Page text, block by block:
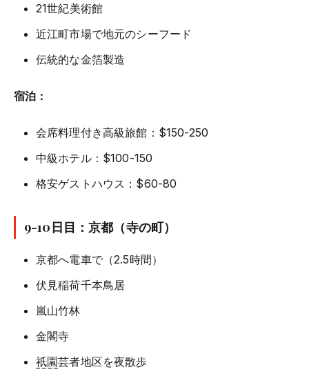
21世紀美術館
近江町市場で地元のシーフード
伝統的な金箔製造
宿泊：
会席料理付き高級旅館：$150-250
中級ホテル：$100-150
格安ゲストハウス：$60-80
9-10日目：京都（寺の町）
京都へ電車で（2.5時間）
伏見稲荷千本鳥居
嵐山竹林
金閣寺
祇園芸者地区を夜散歩